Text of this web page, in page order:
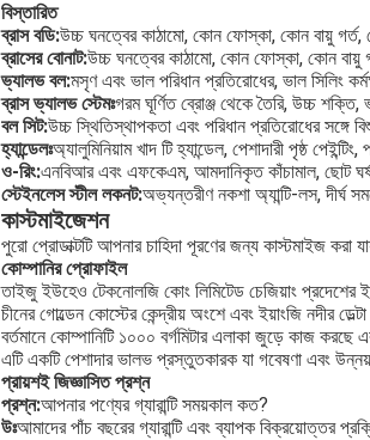
বিস্তারিত
ব্রাস বডি:উচ্চ ঘনত্বের কাঠামো, কোন ফোস্কা, কোন বায়ু গর্ত,
ব্রাসের বোনাট:উচ্চ ঘনত্বের কাঠামো, কোন ফোস্কা, কোন বায়ু
ভ্যালভ বল:মসৃণ এবং ভাল পরিধান প্রতিরোধের, ভাল সিলিং
ব্রাস ভ্যালভ স্টেমঃগরম ঘূর্ণিত ব্রোঞ্জ থেকে তৈরি, উচ্চ শক্তি,
বল সিট:উচ্চ স্থিতিস্থাপকতা এবং পরিধান প্রতিরোধের সঙ্গে
হ্যান্ডেলঃঅ্যালুমিনিয়াম খাদ টি হ্যান্ডেল, পেশাদারী পৃষ্ঠ
ও-রিং:এনবিআর এবং এফকেএম, আমদানিকৃত কাঁচামাল, ছোট
স্টেইনলেস স্টীল লকনট:অভ্যন্তরীণ নকশা অ্যান্টি-লস, দীর্ঘ
কাস্টমাইজেশন
পুরো প্রোডাক্টটি আপনার চাহিদা পূরণের জন্য কাস্টমাইজ করা
কোম্পানির প্রোফাইল
তাইজু ইউহেও টেকনোলজি কোং লিমিটেড চেজিয়াং প্রদেশের
চীনের গোল্ডেন কোস্টের কেন্দ্রীয় অংশে এবং ইয়াংজি নদীর
বর্তমানে কোম্পানিটি ১০০০ বর্গমিটার এলাকা জুড়ে কাজ করছে
এটি একটি পেশাদার ভালভ প্রস্তুতকারক যা গবেষণা এবং
প্রায়শই জিজ্ঞাসিত প্রশ্ন
প্রশ্ন:আপনার পণ্যের গ্যারান্টি সময়কাল কত?
উঃআমাদের পাঁচ বছরের গ্যারান্টি এবং ব্যাপক বিক্রয়োত্তর